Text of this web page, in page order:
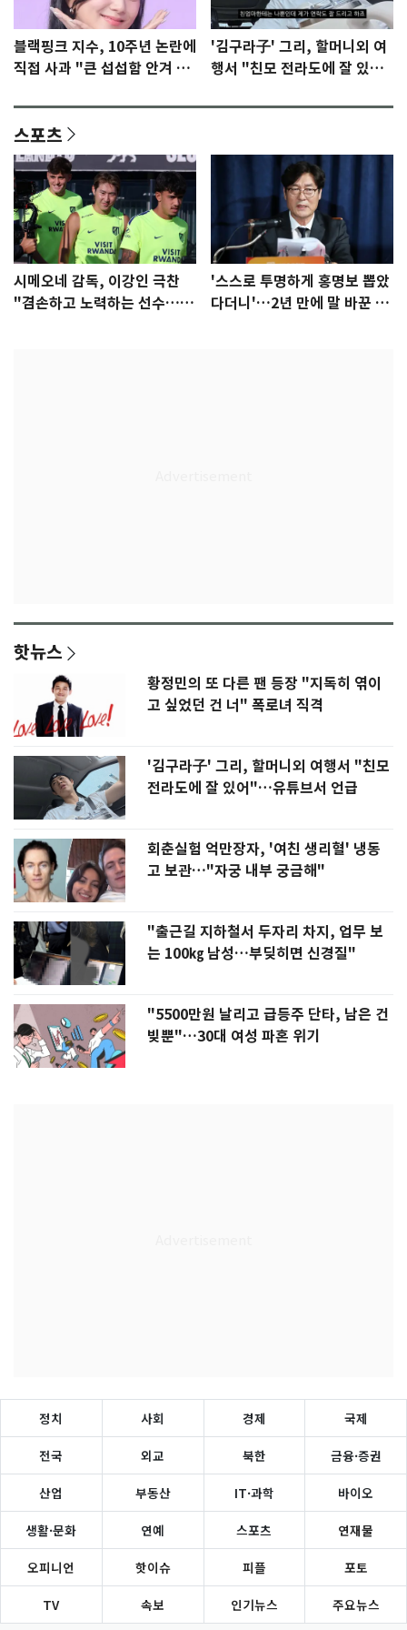
블랙핑크 지수, 10주년 논란에
직접 사과 "큰 섭섭함 안겨 미
'김구라子' 그리, 할머니외 여
행서 "친모 전라도에 잘 있
스포츠
시메오네 감독, 이강인 극찬
"겸손하고 노력하는 선수…좋
'스스로 투명하게 홍명보 뽑았
다더니'…2년 만에 말 바꾼 이
핫뉴스
황정민의 또 다른 팬 등장 "지독히 엮이
고 싶었던 건 너" 폭로녀 직격
'김구라子' 그리, 할머니외 여행서 "친모
전라도에 잘 있어"…유튜브서 언급
회춘실험 억만장자, '여친 생리혈' 냉동
고 보관…"자궁 내부 궁금해"
"출근길 지하철서 두자리 차지, 업무 보
는 100㎏ 남성…부딪히면 신경질"
"5500만원 날리고 급등주 단타, 남은 건
빚뿐"…30대 여성 파혼 위기
정치 사회 경제 국제
전국 외교 북한 금융·증권
산업 부동산 IT·과학 바이오
생활·문화 연예 스포츠 연재물
오피니언 핫이슈 피플 포토
TV 속보 인기뉴스 주요뉴스